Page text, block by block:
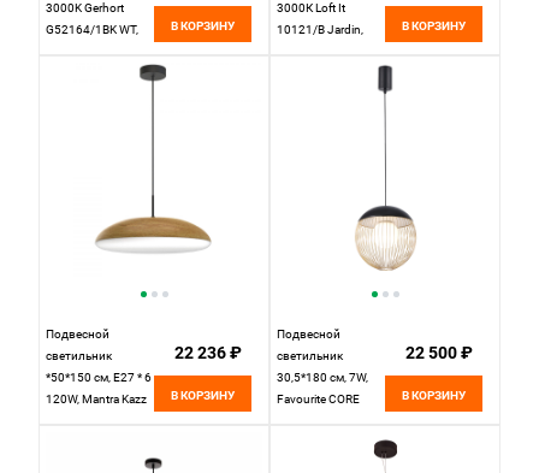
3000K Gerhort
G52164/1BK WT,
В КОРЗИНУ
3000К Loft It
10121/B Jardin,
В КОРЗИНУ
Подвесной
светильник
*50*150 см, E27 * 6
120W, Mantra Kazz
22 236 ₽
В КОРЗИНУ
Подвесной
светильник
30,5*180 см, 7W,
Favourite CORE
22 500 ₽
В КОРЗИНУ